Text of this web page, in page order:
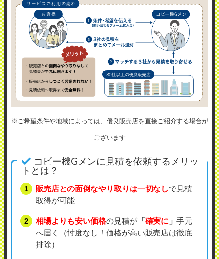
※ご希望条件や地域によっては、優良販売店を直接ご紹介する場合が
ございます
コピー機Gメンに見積を依頼するメリッ
トとは？
販売店との面倒なやり取りは一切なしで見積
取得が可能
相場よりも安い価格の見積が 「確実に 」 手元
へ届く（忖度なし！価格が高い販売店は徹底
排除）